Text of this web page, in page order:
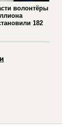
волонтёры
182